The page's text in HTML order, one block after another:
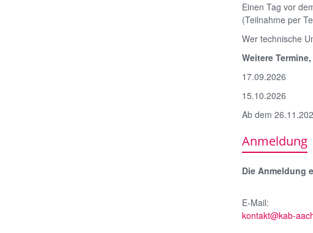
Einen Tag vor
(Teilnahme per
Wer technische
Weitere
17.09.2026
15.10.2026
Ab dem
Anmeldung
Die Anmeldung
E-Mail:
kontakt@kab-